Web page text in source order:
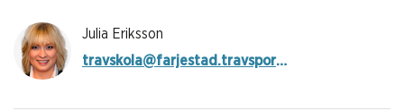
Julia Eriksson
travskola@farjestad.travsport.se